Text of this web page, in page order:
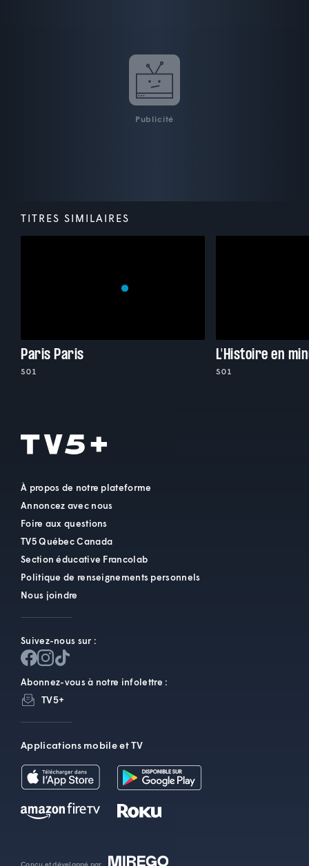
Publicité
TITRES SIMILAIRES
Paris Paris
S01
L'Histoire en
S01
À propos de notre plateforme
Annoncez avec nous
Foire aux questions
TV5 Québec Canada
Section éducative Francolab
Politique de renseignements personnels
Nous joindre
Suivez-nous sur :
Abonnez-vous à notre infolettre :
TV5+
Applications mobile et TV
Conçu et développé par